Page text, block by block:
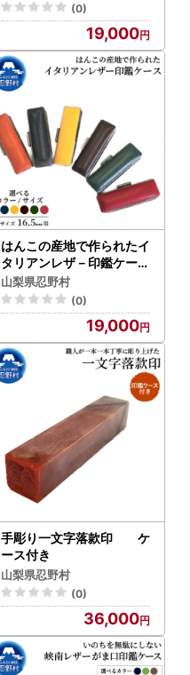
(0)
19,000
はんこの産地で作られたイ
タリアンレザ－印鑑ケース
16.5mm用
山梨県忍野村
(0)
19,000
手彫り一文字落款印 ケ
ース付き
山梨県忍野村
(0)
36,000